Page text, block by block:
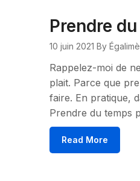
Prendre
10 juin 2021 By
Rappelez-moi de
plait. Parce que
faire. En pratique,
Prendre du temps
Read More